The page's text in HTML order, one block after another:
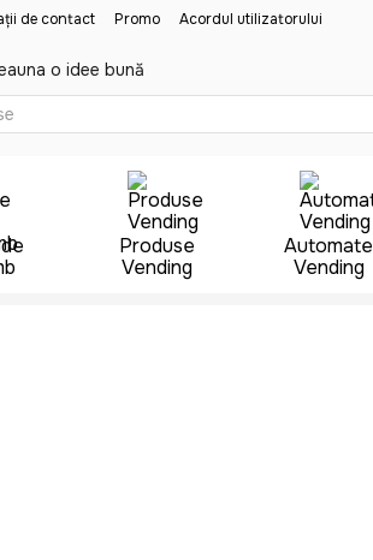
de contact Promo Acordul utilizatorului
o idee bună
Produse
Vending
Automate
Vending